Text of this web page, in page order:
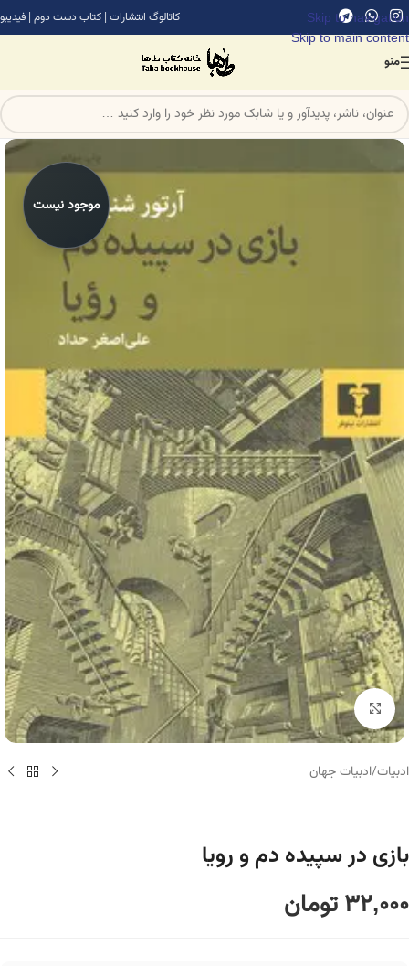
Skip to navigation
Skip to main content
کاتالوگ انتشارات | کتاب دست دوم | فیدیبو
منو
موجود نیست
برای بزرگنمایی کلیک کنید
ادبیات/ادبیات جهان
بازی در سپیده دم و رویا
32,000تومان